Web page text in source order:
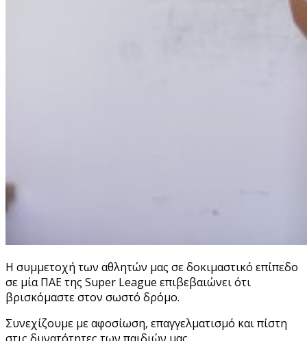
Η συμμετοχή των αθλητών μας σε δοκιμαστικό επίπεδο
σε μία ΠΑΕ της Super League επιβεβαιώνει ότι
βρισκόμαστε στον σωστό δρόμο.
Συνεχίζουμε με αφοσίωση, επαγγελματισμό και πίστη